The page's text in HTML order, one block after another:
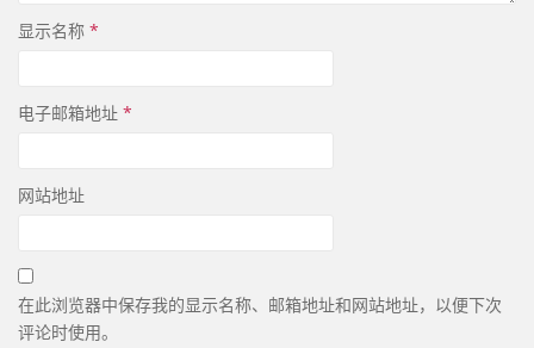
显示名称 *
电子邮箱地址 *
网站地址
在此浏览器中保存我的显示名称、邮箱地址和网站地址，以便下次
评论时使用。